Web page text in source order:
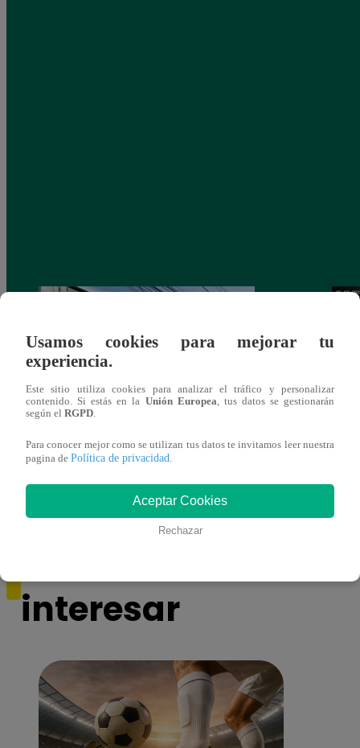
Asesinan a comerciante ferretero dentro de
galería en San Juan de Lurigancho
interesar
Usamos cookies para mejorar tu
experiencia.
Este sitio utiliza cookies para analizar el tráfico y personalizar
contenido. Si estás en la Unión Europea , tus datos se gestionarán
según el RGPD
Para conocer mejor como se utilizan tus datos te invitamos leer nuestra
pagina de Política de privacidad
Aceptar Cookies
Rechazar